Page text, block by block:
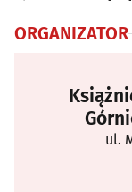
ORGANIZATOR
ul.